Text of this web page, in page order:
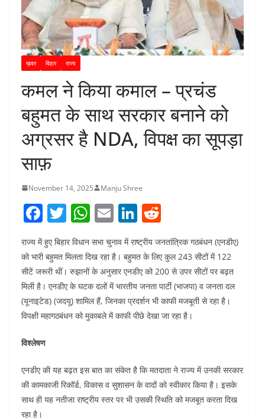
ख़बर बिहार राज्य
कमल ने किया कमाल – प्रचंड
बहुमत के साथ सरकार बनाने को
अग्रसर है NDA, विपक्ष का सूपड़ा
साफ़
November 14, 2025 Manju Shree
F
c
e
b
o
o
k
T
w
itt
er
W
at
s
A
p
p
E
m
ai
l
Li
n
k
e
dI
n
e
d
di
t
राज्य में हुए बिहार विधान सभा चुनाव में राष्ट्रीय जनतांत्रिक गठबंधन (एनडीए)
को भारी बहुमत मिलता दिख रहा है। बहुमत के लिए कुल 243 सीटों में 122
सीटें जरूरी थीं। रुझानों के अनुसार एनडीए को 200 से उपर सीटों पर बढ़त
मिली है। एनडीए के घटक दलों में भारतीय जनता पार्टी (भाजपा) व जनता दल
(यूनाइटेड) (जदयू) शामिल हैं, जिनका प्रदर्शन भी काफी मजबूती से रहा है।
विपक्षी महागठबंधन को मुकाबले में काफी पीछे देखा जा रहा है।
विश्लेषण
एनडीए की यह बढ़त इस बात का संकेत है कि मतदाता ने राज्य में उनकी सरकार
की कामकाजी रिकॉर्ड, विकास व सुशासन के वादों को स्वीकार किया है। इसके
साथ ही यह नतीजा राष्ट्रीय स्तर पर भी उसकी स्थिति को मजबूत करता दिख
रहा है।